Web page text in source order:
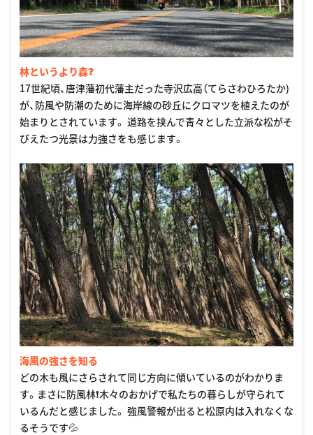
林というより森❓
17世紀頃、唐津藩初代藩主だった寺沢広高（てらさわひろたか)
が、防風や防潮のために海岸線の砂丘にクロマツを植えたのが
始まりとされています。 道路を挟んで青々とした立派な松がそ
びえたつ光景は力強さをも感じます。
海風の強さを知る
どの木も風にさらされて同じ方向に傾いているのがわかりま
す。まさに防風林❗️木々のおかげで私たちの暮らしが守られて
いるんだと感じました。 強風警報が出ると松原内は入れなくな
るそうです💦